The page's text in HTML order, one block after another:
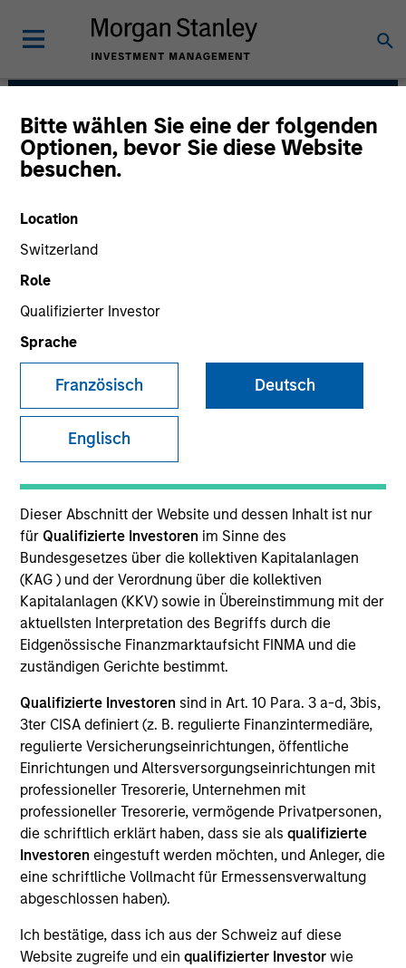
Bitte wählen Sie eine der folgenden
Optionen, bevor Sie diese Website
besuchen.
Location
Switzerland
Role
Qualifizierter Investor
Sprache
Französisch Deutsch
Englisch
Dieser Abschnitt der Website und dessen Inhalt ist nur
für Qualifizierte Investoren im Sinne des
Bundesgesetzes über die kollektiven Kapitalanlagen
(KAG ) und der Verordnung über die kollektiven
Kapitalanlagen (KKV) sowie in Übereinstimmung mit der
aktuellsten Interpretation des Begriffs durch die
Eidgenössische Finanzmarktaufsicht FINMA und die
zuständigen Gerichte bestimmt.
Qualifizierte Investoren sind in Art. 10 Para. 3 a-d, 3bis,
3ter CISA definiert (z. B. regulierte Finanzintermediäre,
regulierte Versicherungseinrichtungen, öffentliche
Einrichtungen und Altersversorgungseinrichtungen mit
professioneller Tresorerie, Unternehmen mit
professioneller Tresorerie, vermögende Privatpersonen,
die schriftlich erklärt haben, dass sie alsqualifizierte
Investoren eingestuft werden möchten, und Anleger, die
eine schriftliche Vollmacht für Ermessensverwaltung
abgeschlossen haben).
Ich bestätige, dass ich aus der Schweiz auf diese
Website zugreife und ein qualifizierter Investor wie
European Real Assets
Private Credit Team
The European real assets private credit platform is part
of Morgan Stanley Investment Management’s Real
assets across real estate and infrastructure equity and
credit strategies. Established in 2017, the European real
assets private credit strategy invests primarily in
senior loans ultimately backed by European real estate
assets, and the Investment Team manages over
€2.5Bn of committed capital across Investment Grade
and Value-Add strategies.
Meet the Team
Claus Vinge Skrumsager
Managing Director
Andrea De Simone
Managing Director